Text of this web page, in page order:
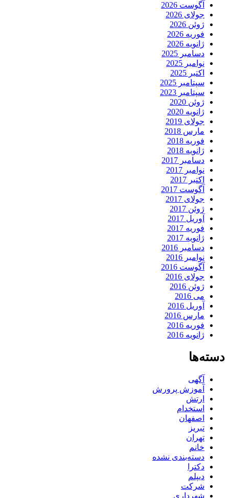
آگوست 2026
جولای 2026
ژوئن 2026
فوریه 2026
ژانویه 2026
دسامبر 2025
نوامبر 2025
اکتبر 2025
سپتامبر 2025
سپتامبر 2023
ژوئن 2020
ژانویه 2020
جولای 2019
مارس 2018
فوریه 2018
ژانویه 2018
دسامبر 2017
نوامبر 2017
اکتبر 2017
آگوست 2017
جولای 2017
ژوئن 2017
آوریل 2017
فوریه 2017
ژانویه 2017
دسامبر 2016
نوامبر 2016
آگوست 2016
جولای 2016
ژوئن 2016
می 2016
آوریل 2016
مارس 2016
فوریه 2016
ژانویه 2016
دسته‌ها
آگهی
آموزش پرورش
ارتش
استخدام
اصفهان
تبریز
تهران
خانم
دسته‌بندی نشده
دکترا
دیپلم
شرکت
شهرداری